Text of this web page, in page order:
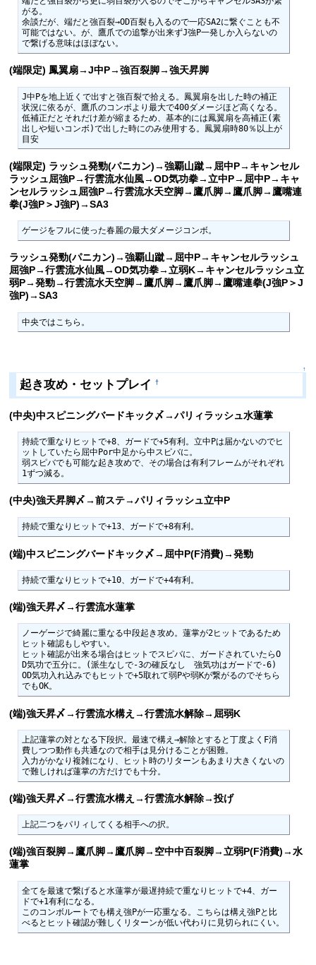
がる。
余談だが、端だと強百裂→OD百裂も入るので一応SA2に繋ぐことも不
可能ではない。が、鷹爪での追撃が出来ずJ強P一発しか入らないの
で繋げる意味はほぼない。
(端限定) 鳳翼扇→J中P→強百裂脚→強天昇脚
J中Pを地上近くで出すと強百裂で拾える。鳳翼扇を出した時の補正
状況に依るが、鷹爪のコンボより最大で400ダメージほど高くなる。
低補正だとそれだけ差が縮まるため、基本的には鳳翼扇を高補正(素
出しや短いコンボ)で出した時にのみ使用する。鳳翼扇時80％以上が
目安
(端限定) ラッシュ発勁(パニカン)→強覇山蹴→屈中P→キャンセル
ラッシュ屈強P→行雲流水仙風→OD気功拳→立中P→屈中P→キャ
ンセルラッシュ屈強P→行雲流水天空脚→鷹爪脚→鷹爪脚→鷹嘴連
拳(J強P＞J強P)→SA3
ゲージをフルに使った春麗の最大ダメージコンボ。
ラッシュ発勁(パニカン)→強覇山蹴→屈中P→キャンセルラッシュ
屈強P→行雲流水仙風→OD気功拳→立弱K→キャンセルラッシュ立
弱P→発勁→行雲流水天空脚→鷹爪脚→鷹爪脚→鷹嘴連拳(J強P＞J
強P)→SA3
中央ではこちら。
↑
起き攻め・セットプレイ †
(中央)中スピニングバードキック〆→パリィラッシュ水蓮掌
持続で重なりヒットで+8、ガードで+5有利。立中Pは届かないのでヒ
ットしていたら屈中Por中足から中スピバに。
弱スピバでも可能な起き攻めで、その場合は有利フレームがそれぞれ
1ずつ減る。
(中央)強天昇脚〆→前ステ→パリィラッシュ立中P
持続で重なりヒットで+13、ガードで+8有利。
(端)中スピニングバードキック〆→屈中P(F消費)→発勁
持続で重なりヒットで+10、ガードで+4有利。
(端)強天昇〆→行雲流水蓮掌
ノーゲージで綺麗に重なる中段起き攻め。蓮掌が2ヒットであるため
ヒット確認もしやすい。
ヒット確認が出来る場合はヒットでスピバに、ガードされていたらO
D気功で五分に。(派生なしで-3の確反なし　強気功はガードで-6)
OD気功入れ込みでもヒットで+5取れて弱Pや弱Kが繋がるのでそちら
(端)強天昇〆→行雲流水構え→行雲流水解除→屈弱K
上記蓮掌の対となる下段択。最速で構え→解除とすると丁度よくF消
費しつつ動作も共通なので相手は見分けることが困難。
入力がかなり複雑になり、ヒット時のリターンもあまり大きくないの
で難しければ蓮掌の方だけでも十分。
(端)強天昇〆→行雲流水構え→行雲流水解除→投げ
上記二つをパリィしてくる相手への択。
(端)強百裂脚→鷹爪脚→鷹爪脚→空中中百裂脚→立弱P(F消費)→水
蓮掌
全てを最速で繋げると水蓮掌が最遅持続で重なりヒットで+4、ガー
ドで+1有利になる。
このコンボルートでも構え強Pが一応重なる。こちらは構え強Pと比
べるとヒット確認が難しくリターンが低い代わりに見切られにくい。